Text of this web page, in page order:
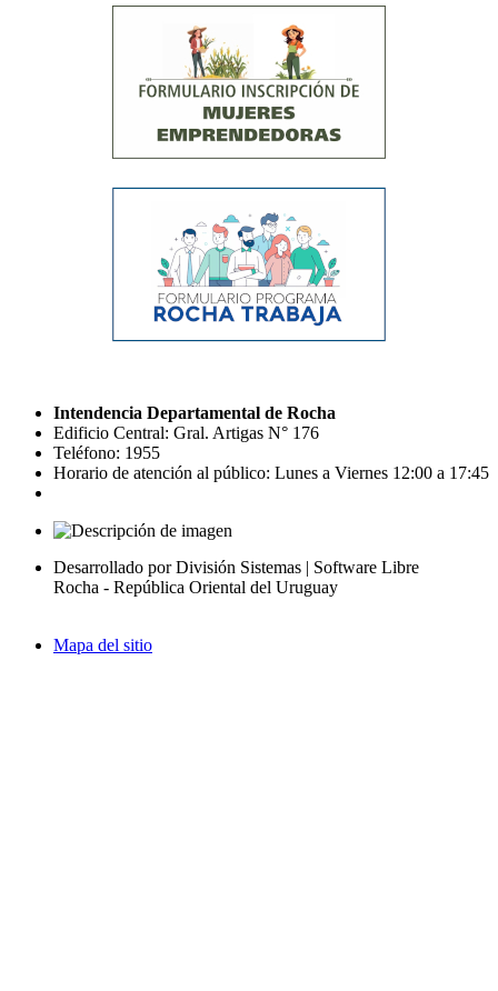
Intendencia Departamental de Rocha
Edificio Central: Gral. Artigas N° 176
Teléfono: 1955
Horario de atención al público: Lunes a Viernes 12:00 a 17:45
Desarrollado por División Sistemas | Software Libre
Rocha - República Oriental del Uruguay
Mapa del sitio